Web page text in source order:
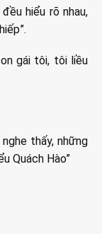
hiểu rõ nhau,
gái tôi, tôi liều
thấy, những
Quách Hào”